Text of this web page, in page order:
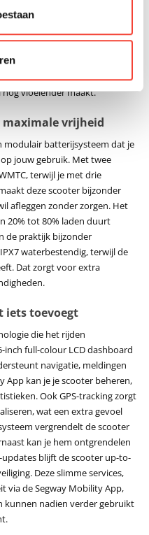
intensief gebruik stabiel
zit deze elektrische scooter
de verschillende rijmodi kies
De One Throttle Drive
dat je efficiënter rijdt en minder
vloeiender maakt.
maximale vrijheid
modulair batterijsysteem dat je
jouw gebruik. Met twee
terwijl je met drie
deze scooter bijzonder
afleggen zonder zorgen. Het
20% tot 80% laden duurt
de praktijk bijzonder
waterbestendig, terwijl de
Dat zorgt voor extra
iets toevoegt
die het rijden
full-colour LCD dashboard
navigatie, meldingen
App kan je je scooter beheren,
Ook GPS-tracking zorgt
wat een extra gevoel
vergrendelt de scooter
kan je hem ontgrendelen
updates blijft de scooter up-to-
Deze slimme services,
via de Segway Mobility App,
kunnen nadien verder gebruikt